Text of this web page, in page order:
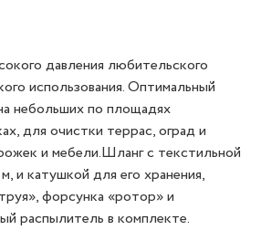
давления любительского
использования. Оптимальный
небольших по площадях
для очистки террас, оград и
и мебели.Шланг с текстильной
и катушкой для его хранения,
форсунка «ротор» и
распылитель в комплекте.